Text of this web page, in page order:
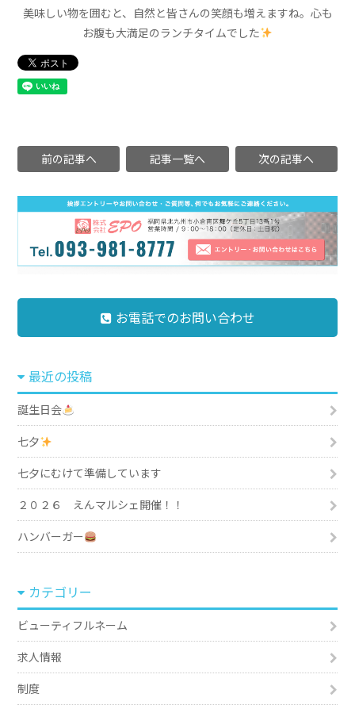
美味しい物を囲むと、自然と皆さんの笑顔も増えますね。心も
お腹も大満足のランチタイムでした
前の記事へ 記事一覧へ 次の記事へ
お電話でのお問い合わせ
最近の投稿
誕生日会
七夕
七夕にむけて準備しています
２０２６ えんマルシェ開催！！
ハンバーガー
カテゴリー
ビューティフルネーム
求人情報
制度